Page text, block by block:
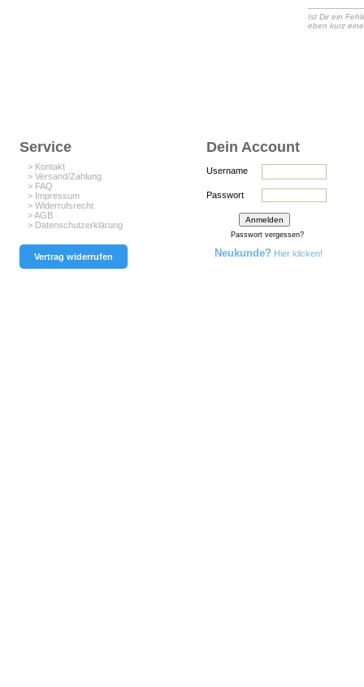
Ist Dir ein
eben kurz
Service
> Kontakt
> Versand/Zahlung
> FAQ
> Impressum
> Widerrufsrecht
> AGB
> Datenschutzerklärung
Vertrag widerrufen
Dein Account
Username
Passwort
Passwort vergessen?
Neukunde? Hier klicken!